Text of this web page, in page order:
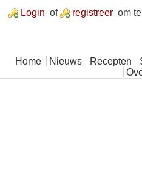
Login of registreer om
Hoofdmenu
Home Nieuws Recepten